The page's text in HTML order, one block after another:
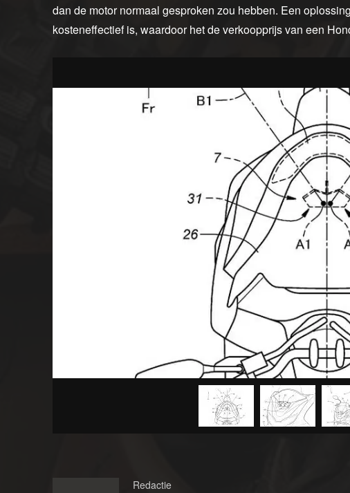
dan de motor normaal gesproken zou hebben. Een
kosteneffectief is, waardoor het de verkoopprijs van een
Redactie